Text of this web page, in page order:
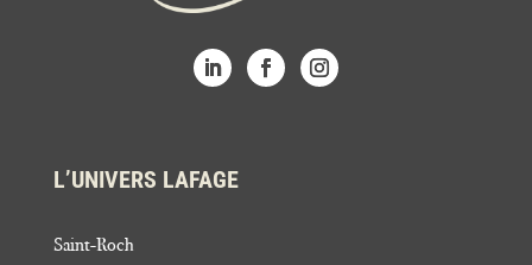
L’UNIVERS LAFAGE
Saint-Roch